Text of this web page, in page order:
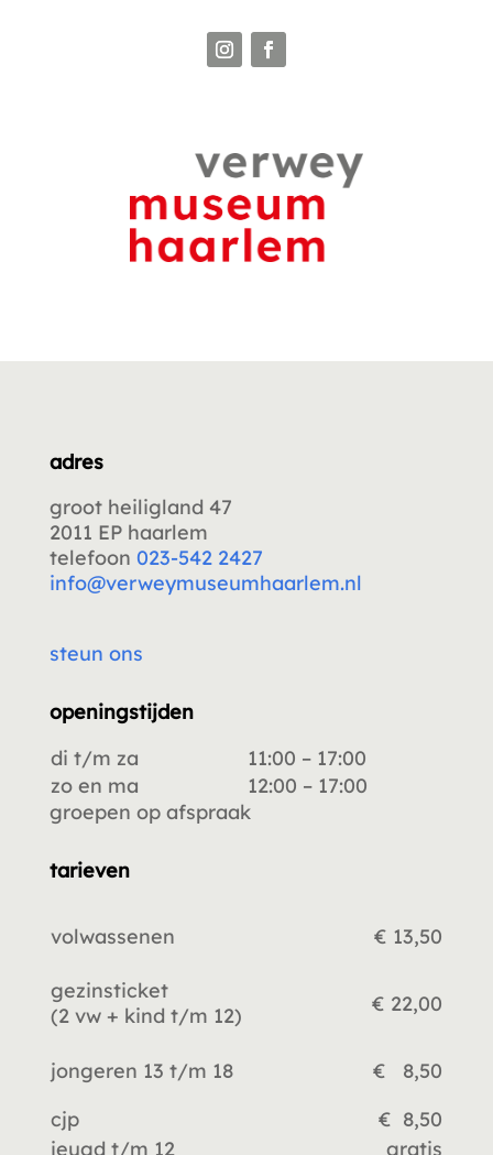
adres
groot heiligland 47
2011 EP haarlem
telefoon 023-542 2427
info@verweymuseumhaarlem.nl
steun ons
openingstijden
di t/m za
11:00 – 17:00
zo en ma
12:00 – 17:00
groepen op afspraak
tarieven
volwassenen € 13,50
gezinsticket
(2 vw + kind t/m 12) € 22,00
jongeren 13 t/m 18
€ 8,50
cjp
€ 8,50
jeugd t/m 12
gratis